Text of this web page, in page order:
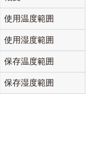
使用温度範囲
使用湿度範囲
保存温度範囲
保存湿度範囲